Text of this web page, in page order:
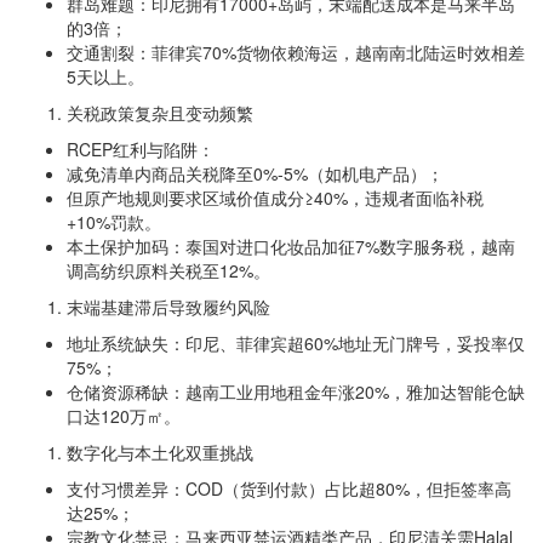
的3倍；
交通割裂：菲律宾70%货物依赖海运，越南南北陆运时效相差
5天以上。
关税政策复杂且变动频繁
RCEP红利与陷阱：
减免清单内商品关税降至0%-5%（如机电产品）；
但原产地规则要求区域价值成分≥40%，违规者面临补税
+10%罚款。
本土保护加码：泰国对进口化妆品加征7%数字服务税，越南
调高纺织原料关税至12%。
末端基建滞后导致履约风险
地址系统缺失：印尼、菲律宾超60%地址无门牌号，妥投率仅
75%；
仓储资源稀缺：越南工业用地租金年涨20%，雅加达智能仓缺
口达120万㎡。
数字化与本土化双重挑战
支付习惯差异：COD（货到付款）占比超80%，但拒签率高
达25%；
宗教文化禁忌：马来西亚禁运酒精类产品，印尼清关需Halal